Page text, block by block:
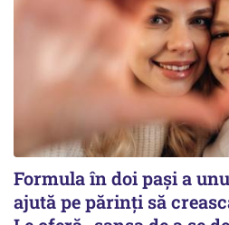
Formula în doi pași a
ajută pe părinți să